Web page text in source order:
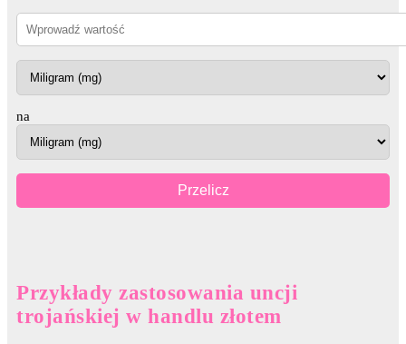
na
Przelicz
Przykłady zastosowania uncji
trojańskiej w handlu złotem